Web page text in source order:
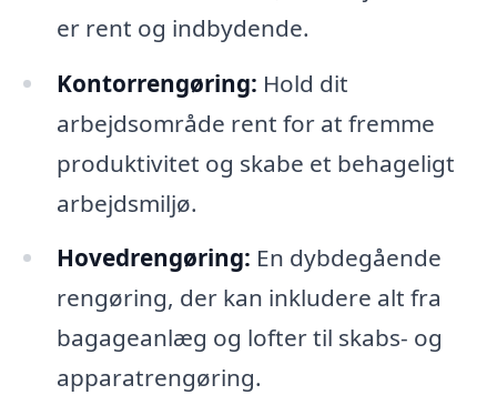
er rent og indbydende.
Kontorrengøring: Hold dit
arbejdsområde rent for at fremme
produktivitet og skabe et behageligt
arbejdsmiljø.
Hovedrengøring: En dybdegående
rengøring, der kan inkludere alt fra
bagageanlæg og lofter til skabs- og
apparatrengøring.